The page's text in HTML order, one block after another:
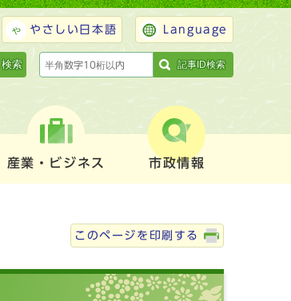
やさしい日本語 Language
検索 記事ID検索
産業・ビジネス 市政情報
このページを印刷する